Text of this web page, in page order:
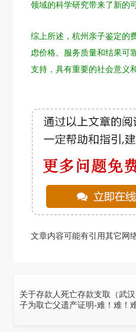
领域的科学研究带来了新的
综上所述，杭州亲子鉴定的
虑价格、服务质量和结果可
支持，具有重要的社会意义
文章内容可能有引用其它网
关于存款人死亡存款支取（武
子为取亡父遗产证明-难！难！